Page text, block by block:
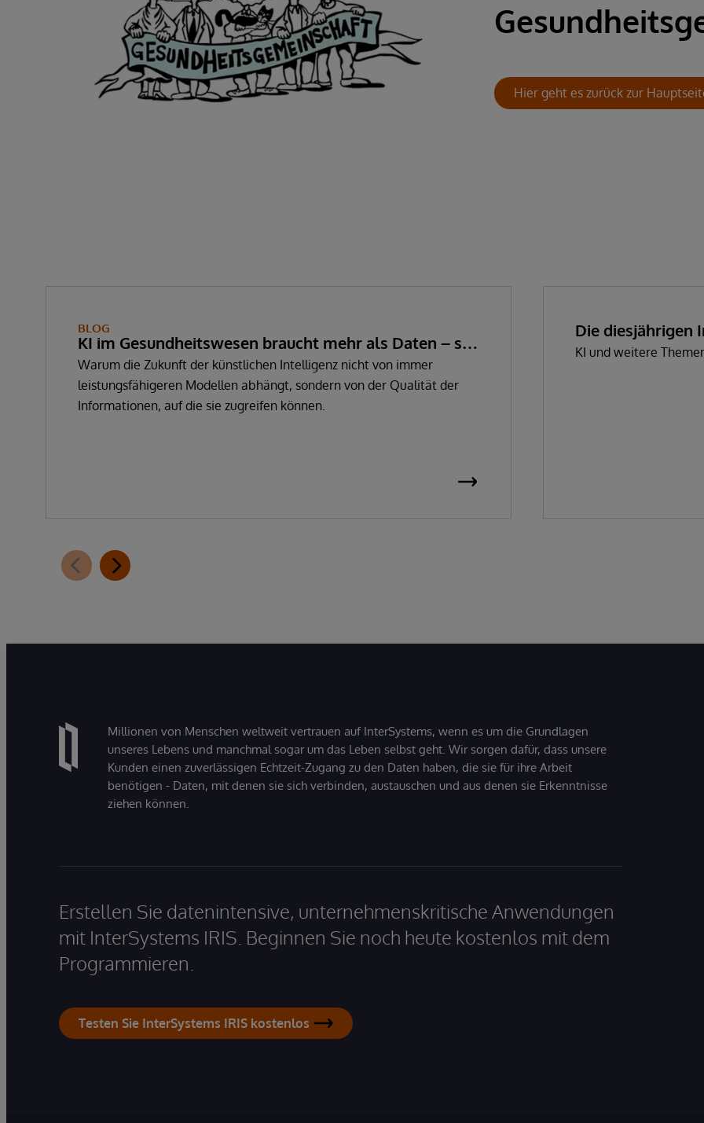
Hier geht es zurück zur
BLOG
KI im Gesundheitswesen braucht mehr als Daten – sie
braucht vertrauenswürdige Informationen
Warum die Zukunft der künstlichen Intelligenz nicht von immer
leistungsfähigeren Modellen abhängt, sondern von der Qualität der
Informationen, auf die sie zugreifen können.
Die diesjährigen
KI und weitere
Millionen von Menschen weltweit vertrauen auf InterSystems, wenn es um die Grundlagen
unseres Lebens und manchmal sogar um das Leben selbst geht. Wir sorgen dafür, dass unsere
Kunden einen zuverlässigen Echtzeit-Zugang zu den Daten haben, die sie für ihre Arbeit
benötigen - Daten, mit denen sie sich verbinden, austauschen und aus denen sie Erkenntnisse
ziehen können.
Erstellen Sie datenintensive, unternehmenskritische Anwendungen
mit InterSystems IRIS. Beginnen Sie noch heute kostenlos mit dem
Programmieren.
Testen Sie InterSystems IRIS kostenlos